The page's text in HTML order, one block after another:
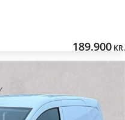
189.900 KR.